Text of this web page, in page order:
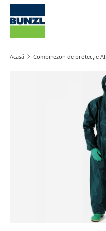
Salt la conținut
Caută
Acasă Combinezon de protecție
Salt la informațiile